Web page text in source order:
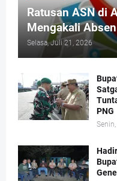
Ratusan ASN di
Mengakali
Selasa, Juli 21, 2026
PNG